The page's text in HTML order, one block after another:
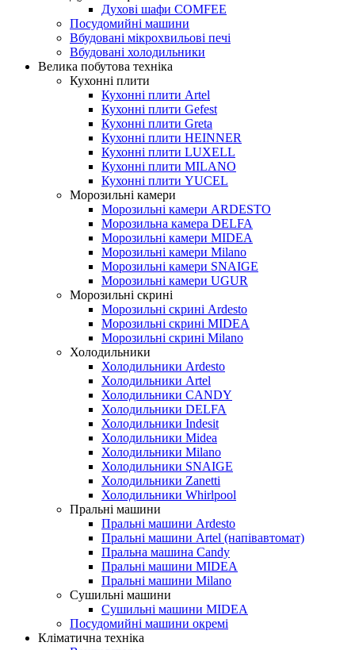
Духові шафи COMFEE
Посудомийні машини
Вбудовані мікрохвильові печі
Вбудовані холодильники
Велика побутова техніка
Кухонні плити
Кухонні плити Artel
Кухонні плити Gefest
Кухонні плити Greta
Кухонні плити HEINNER
Кухонні плити LUXELL
Кухонні плити MILANO
Кухонні плити YUCEL
Морозильні камери
Морозильні камери ARDESTO
Морозильна камера DELFA
Морозильні камери MIDEA
Морозильні камери Milano
Морозильні камери SNAIGE
Морозильні камери UGUR
Морозильні скрині
Морозильні скрині Ardesto
Морозильні скрині MIDEA
Морозильні скрині Milano
Холодильники
Холодильники Ardesto
Холодильники Artel
Холодильники CANDY
Холодильники DELFA
Холодильники Indesit
Холодильники Midea
Холодильники Milano
Холодильники SNAIGE
Холодильники Zanetti
Холодильники Whirlpool
Пральні машини
Пральні машини Ardesto
Пральні машини Artel (напівавтомат)
Пральна машина Candy
Пральні машини MIDEA
Пральні машини Milano
Сушильні машини
Сушильні машини MIDEA
Посудомийні машини окремі
Кліматична техніка